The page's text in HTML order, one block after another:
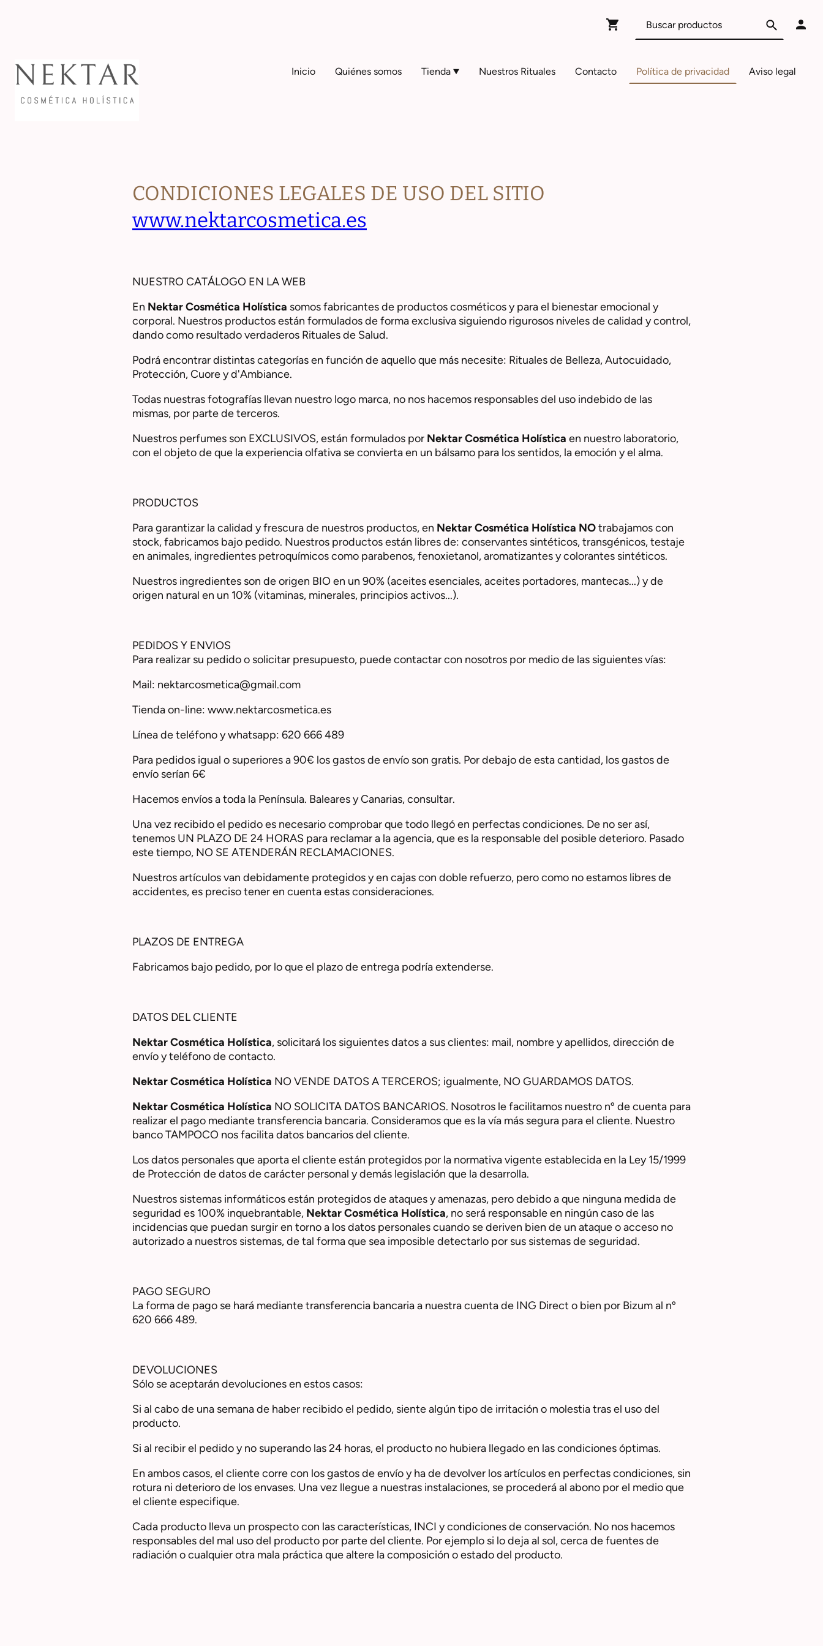
Inicio Quiénes somos Tienda Nuestros Rituales Contacto Política de privacidad Aviso legal
CONDICIONES LEGALES DE USO DEL SITIO
www.nektarcosmetica.es
NUESTRO CATÁLOGO EN LA WEB
En Nektar Cosmética Holística somos fabricantes de productos cosméticos y para el bienestar emocional y
corporal. Nuestros productos están formulados de forma exclusiva siguiendo rigurosos niveles de calidad y control,
dando como resultado verdaderos Rituales de Salud.
Podrá encontrar distintas categorías en función de aquello que más necesite: Rituales de Belleza, Autocuidado,
Protección, Cuore y d'Ambiance.
Todas nuestras fotografías llevan nuestro logo marca, no nos hacemos responsables del uso indebido de las
mismas, por parte de terceros.
Nuestros perfumes son EXCLUSIVOS, están formulados por Nektar Cosmética Holística en nuestro laboratorio,
con el objeto de que la experiencia olfativa se convierta en un bálsamo para los sentidos, la emoción y el alma.
PRODUCTOS
Para garantizar la calidad y frescura de nuestros productos, en Nektar Cosmética Holística NOtrabajamos con
stock, fabricamos bajo pedido. Nuestros productos están libres de: conservantes sintéticos, transgénicos, testaje
en animales, ingredientes petroquímicos como parabenos, fenoxietanol, aromatizantes y colorantes sintéticos.
Nuestros ingredientes son de origen BIO en un 90% (aceites esenciales, aceites portadores, mantecas...) y de
origen natural en un 10% (vitaminas, minerales, principios activos...).
PEDIDOS Y ENVIOS
Para realizar su pedido o solicitar presupuesto, puede contactar con nosotros por medio de las siguientes vías:
Mail: nektarcosmetica@gmail.com
Tienda on-line: www.nektarcosmetica.es
Línea de teléfono y whatsapp: 620 666 489
Para pedidos igual o superiores a 90€ los gastos de envío son gratis. Por debajo de esta cantidad, los gastos de
envío serían 6€
Hacemos envíos a toda la Península. Baleares y Canarias, consultar.
Una vez recibido el pedido es necesario comprobar que todo llegó en perfectas condiciones. De no ser así,
tenemos UN PLAZO DE 24 HORAS para reclamar a la agencia, que es la responsable del posible deterioro. Pasado
este tiempo, NO SE ATENDERÁN RECLAMACIONES.
Nuestros artículos van debidamente protegidos y en cajas con doble refuerzo, pero como no estamos libres de
accidentes, es preciso tener en cuenta estas consideraciones.
PLAZOS DE ENTREGA
​Fabricamos bajo pedido, por lo que el plazo de entrega podría extenderse.
DATOS DEL CLIENTE
Nektar Cosmética Holística, solicitará los siguientes datos a sus clientes: mail, nombre y apellidos, dirección de
envío y teléfono de contacto.
Nektar Cosmética Holística NO VENDE DATOS A TERCEROS; igualmente, NO GUARDAMOS DATOS.
Nektar Cosmética Holística NO SOLICITA DATOS BANCARIOS. Nosotros le facilitamos nuestro nº de cuenta para
realizar el pago mediante transferencia bancaria. Consideramos que es la vía más segura para el cliente. Nuestro
banco TAMPOCO nos facilita datos bancarios del cliente.
Los datos personales que aporta el cliente están protegidos por la normativa vigente establecida en la Ley 15/1999
de Protección de datos de carácter personal y demás legislación que la desarrolla.
Nuestros sistemas informáticos están protegidos de ataques y amenazas, pero debido a que ninguna medida de
seguridad es 100% inquebrantable, Nektar Cosmética Holística, no será responsable en ningún caso de las
incidencias que puedan surgir en torno a los datos personales cuando se deriven bien de un ataque o acceso no
autorizado a nuestros sistemas, de tal forma que sea imposible detectarlo por sus sistemas de seguridad.
PAGO SEGURO
La forma de pago se hará mediante transferencia bancaria a nuestra cuenta de ING Direct o bien por Bizum al nº
620 666 489.
DEVOLUCIONES
Sólo se aceptarán devoluciones en estos casos:
Si al cabo de una semana de haber recibido el pedido, siente algún tipo de irritación o molestia tras el uso del
producto.
Si al recibir el pedido y no superando las 24 horas, el producto no hubiera llegado en las condiciones óptimas.
En ambos casos, el cliente corre con los gastos de envío y ha de devolver los artículos en perfectas condiciones, sin
rotura ni deterioro de los envases. Una vez llegue a nuestras instalaciones, se procederá al abono por el medio que
el cliente especifique.
Cada producto lleva un prospecto con las características, INCI y condiciones de conservación. No nos hacemos
responsables del mal uso del producto por parte del cliente. Por ejemplo si lo deja al sol, cerca de fuentes de
radiación o cualquier otra mala práctica que altere la composición o estado del producto.